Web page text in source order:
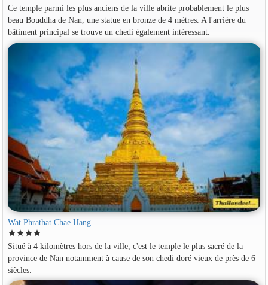
Ce temple parmi les plus anciens de la ville abrite probablement le plus
beau Bouddha de Nan, une statue en bronze de 4 mètres. A l'arrière du
bâtiment principal se trouve un chedi également intéressant.
Wat Phrathat Chae Hang
starstarstarstar
Situé à 4 kilomètres hors de la ville, c'est le temple le plus sacré de la
province de Nan notamment à cause de son chedi doré vieux de près de 6
siècles.